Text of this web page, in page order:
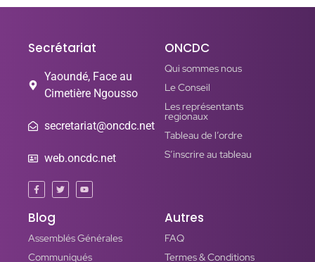
Secrétariat
Yaoundé, Face au
Cimetière Ngousso
secretariat@oncdc.net
web.oncdc.net
ONCDC
Qui sommes nous
Le Conseil
Les représentants
regionaux
Tableau de l’ordre
S’inscrire au tableau
Blog
Assemblés Générales
Communiqués
Autres
FAQ
Termes & Conditions